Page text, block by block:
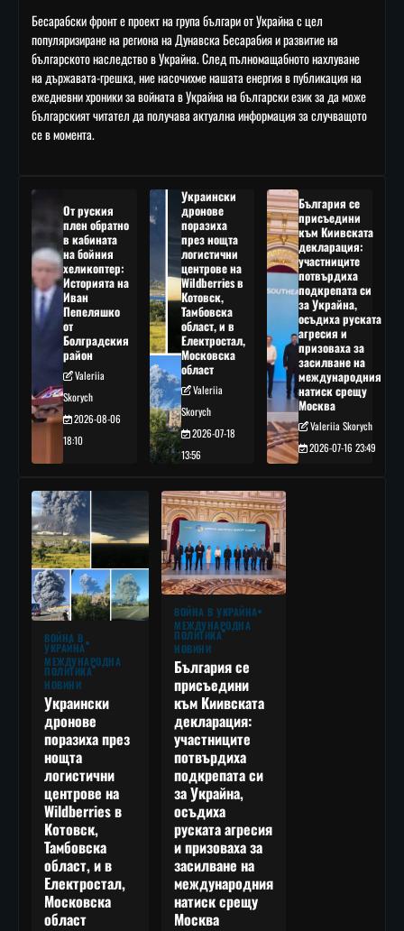
Бесарабски фронт е проект на група българи от Украйна с цел
популяризиране на региона на Дунавска Бесарабия и развитие на
българското наследство в Украйна. След пълномащабното нахлуване
на държавата-грешка, ние насочихме нашата енергия в публикация на
ежедневни хроники за войната в Украйна на български език за да може
българският читател да получава актуална информация за случващото
се в момента.
От руския
плен обратно
в кабината
на бойния
хеликоптер:
Историята на
Иван
Пепеляшко
от
Болградския
район
Valeriia
Skorych
2026-08-06
18:10
Украински
дронове
поразиха
през нощта
логистични
центрове на
Wildberries в
Котовск,
Тамбовска
област, и в
Електростал,
Московска
област
Valeriia
Skorych
2026-07-18
13:56
България се
присъедини
към Киивската
декларация:
участниците
потвърдиха
подкрепата си
за Украйна,
осъдиха руската
агресия и
призоваха за
засилване на
международния
натиск срещу
Москва
Valeriia Skorych
2026-07-16 23:49
ВОЙНА В
УКРАЙНА
МЕЖДУНАРОДНА
ПОЛИТИКА
НОВИНИ
Украински
дронове
поразиха през
нощта
логистични
центрове на
Wildberries в
Котовск,
Тамбовска
област, и в
Електростал,
Московска
област
ВОЙНА В УКРАЙНА
МЕЖДУНАРОДНА
ПОЛИТИКА
НОВИНИ
България се
присъедини
към Киивската
декларация:
участниците
потвърдиха
подкрепата си
за Украйна,
осъдиха
руската агресия
и призоваха за
засилване на
международния
натиск срещу
Москва